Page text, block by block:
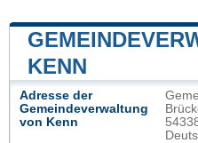
KENN
Adresse der
Gemeindeverwaltung
von Kenn